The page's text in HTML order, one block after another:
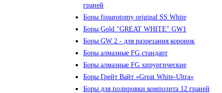
граней
Боры fissurotomy original SS White
Боры Gold "GREAT WHITE" GW1
Боры GW 2 - для разрезания коронок
Боры алмазные FG стандарт
Боры алмазные FG хирургические
Боры Грейт Вайт «Great White-Ultra»
Боры для полировки композита 12 граней